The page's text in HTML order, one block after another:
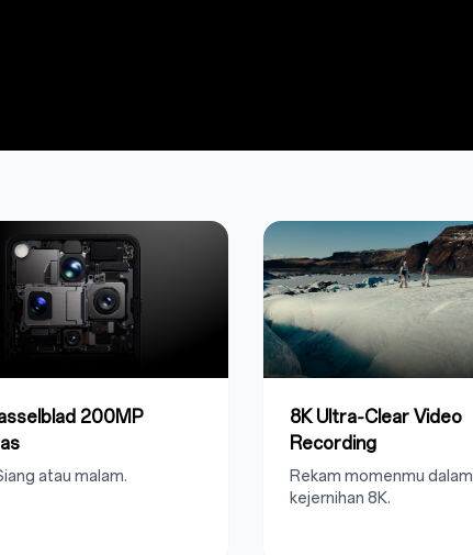
200MP
atau malam.
8K Ultra‑Clear Video
Recording
Rekam momenmu dalam
kejernihan 8K.